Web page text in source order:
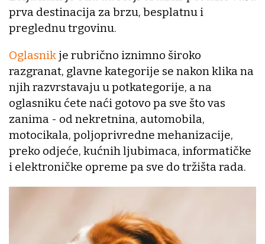
prva destinacija za brzu, besplatnu i
preglednu trgovinu.
Oglasnik je rubrično iznimno široko
razgranat, glavne kategorije se nakon klika na
njih razvrstavaju u potkategorije, a na
oglasniku ćete naći gotovo pa sve što vas
zanima - od nekretnina, automobila,
motocikala, poljoprivredne mehanizacije,
preko odjeće, kućnih ljubimaca, informatičke
i elektroničke opreme pa sve do tržišta rada.